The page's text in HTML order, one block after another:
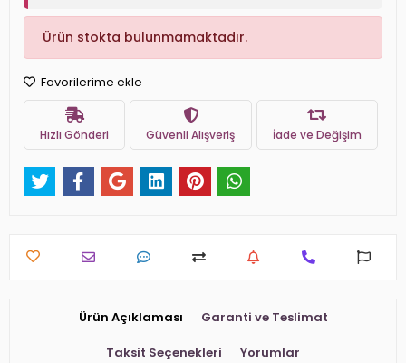
Ürün stokta bulunmamaktadır.
Favorilerime ekle
Hızlı Gönderi Güvenli Alışveriş İade ve Değişim
Ürün Açıklaması Garanti ve Teslimat
Taksit Seçenekleri Yorumlar